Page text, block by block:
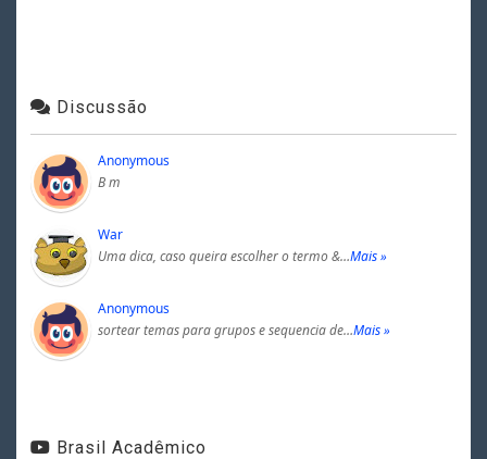
Discussão
Anonymous
B m
War
Uma dica, caso queira escolher o termo &…Mais »
Anonymous
sortear temas para grupos e sequencia de…Mais »
Brasil Acadêmico